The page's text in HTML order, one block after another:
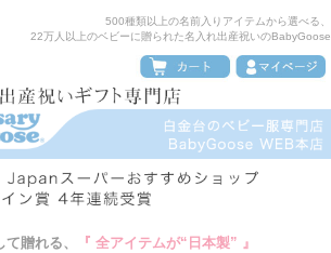
500種類以上の名前入りアイテムから選べる、
22万人以上のベビーに贈られた名入れ出産祝いのBabyGoose
贈れる、 『 全アイテムが“日本製” 』